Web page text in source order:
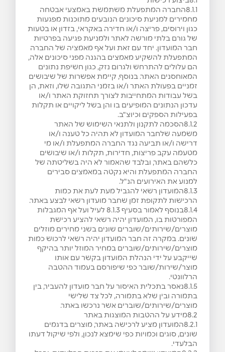
8.1.1החברה המתפעלת משתמשת באמצעי אבטחה
מחמירים למניעת סיכונים הנובעים מתוכנות מפגעות
כגון וירוסים, פריצה ו/או חדירה באקראי, בזדון או בטעות
של גורם בלתי מורשה לאתר ולמניעת פגיעה בפרטיות
חבר המועדון. יחד עם זאת ועל אף מאמציה של החברה
המתפעלת להשקיע מאמצים בהגנה מפני סיכונים אלה,
הם עלולים להתרחש ולגרום נזק, כגון חשיפת נתונים
המאוחסנים האתר. בנוסף, קיימת אפשרות של שיבושים
זמניים בפעולת האתר ו/או בזמני התגובה שלו, וזאת, הן
בשל עבודות המתחייבות לצורך תחזוקת האתר ו/או
עדכון הנתונים המופיעים בו והן בשל ליקויים או תקלות
בפעילות הספקים וכיוצ"ב.
8.1.2הסכמה לתקנון ולתנאי השימוש של האתר
משמעה שלחבר המועדון לא תהיה כל טענה ו/או
דרישה ו/או תביעה נגד החברה המתפעלת ו/או מי
מטעמה עקב פריצות, חדירות, תקלות ו/או שיבושים
כלשהם באתר, ובלבד שהאמור לא היה בשליטתה של
החברה המתפעלת והיא נקטה במאמצים סבירים
למנוע את האירועים הנ"ל.
8.1.3המועדון רשאי להגביל מעת לעת את כמות
הרכישות לתקופת זמן שחבר מועדון רשאי לבצע באתר.
8.1.4בנוסף לאמור בסעיף ‎8.1.3 לעיל ועל אף המגבלות
המפורטות בו, המועדון יהיה רשאי להציע רכישת
מוצרים/שירותים/שוברים שונים בשני מחירים מוזלים
שונים. במקרה זה חבר המועדון יהיה רשאי לרכוש כמות
מוצרים/שירותים/שוברים במחיר המוזל יותר בהיקף
שייקבע על ידי הנהלת המועדון בקשר עם אותו
מוצר/שירות/שובר כפי שיפורסם בעמוד ההטבה
הרלוונטי.
8.1.5נאסר בתכלית האיסור על חבר מועדון להעביר, בין
בתמורה ובין שלא בתמורה, לכל צד שלישי
מוצרים/שירותים/שוברים אשר נרכשו באתר.
8.2מידע על ההטבות המוצגות באתר
8.2.1המועדון מציע לרכישה באתר, מוצרים בדגמים
שונים, סוגים וכמויות כפי שימצא לנכון, ולפי שיקול דעתו
הבלעדי.